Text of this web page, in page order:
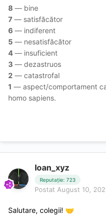
8 — bine
7 — satisfăcător
6 — indiferent
5 — nesatisfăcător
4 — insuficient
3 — dezastruos
2 — catastrofal
1 — aspect/comportament
homo sapiens.
Ioan_xyz
Reputație: 723
Postat August 10,
Salutare, colegii! 🤝